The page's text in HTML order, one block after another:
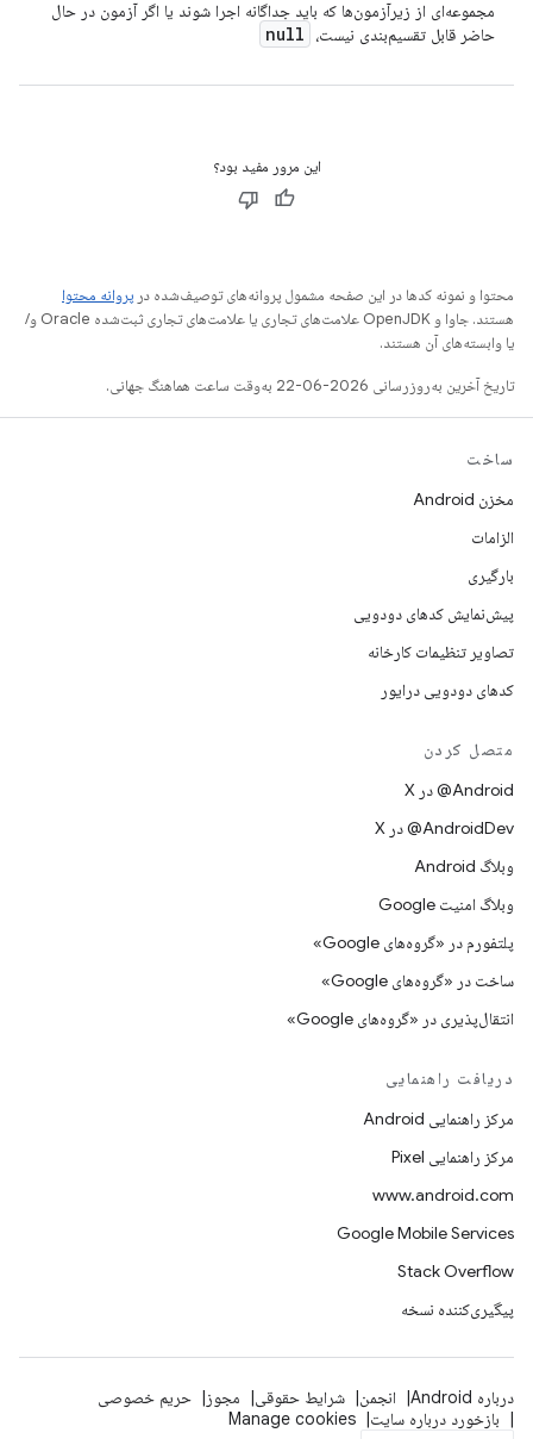
مجموعه‌ای از زیرآزمون‌ها که باید جداگانه اجرا شوند یا اگر آزمون در حال
حاضر قابل تقسیم‌بندی نیست،
null
این مرور مفید بود؟
محتوا و نمونه کدها در این صفحه مشمول پروانه‌های توصیف‌شده در پروانه محتوا
هستند. جاوا و OpenJDK علامت‌های تجاری یا علامت‌های تجاری ثبت‌شده Oracle و/
یا وابسته‌های آن هستند.
تاریخ آخرین به‌روزرسانی 2026-06-22 به‌وقت ساعت هماهنگ جهانی.
ساخت
مخزن Android
الزامات
بارگیری
پیش‌نمایش کدهای دودویی
تصاویر تنظیمات کارخانه
کدهای دودویی درایور
متصل کردن
‫‎@Android در X
‫‎@AndroidDev در X
وبلاگ Android
وبلاگ امنیت Google
پلتفورم در «گروه‌های Google»
ساخت در «گروه‌های Google»
انتقال‌پذیری در «گروه‌های Google»
دریافت راهنمایی
مرکز راهنمایی Android
مرکز راهنمایی Pixel
www.android.com
Google Mobile Services
Stack Overflow
پیگیری‌کننده نسخه
درباره Android انجمن شرایط حقوقی مجوز
حریم خصوصی
بازخورد درباره سایت
Manage cookies